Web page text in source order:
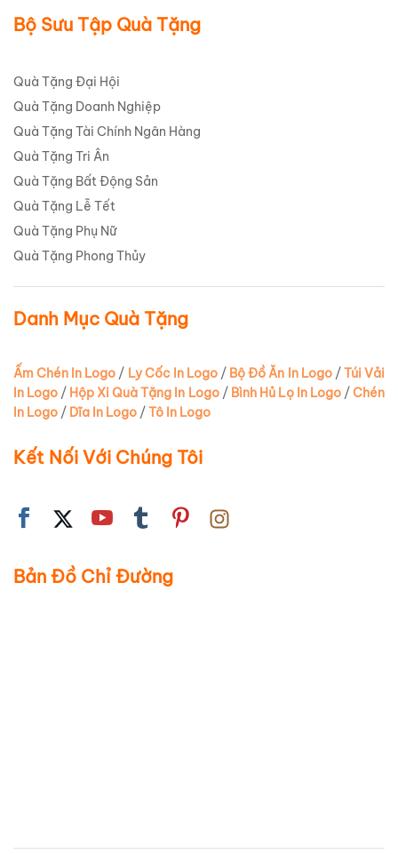
Bộ Sưu Tập Quà Tặng
Quà Tặng Đại Hội
Quà Tặng Doanh Nghiệp
Quà Tặng Tài Chính Ngân Hàng
Quà Tặng Tri Ân
Quà Tặng Bất Động Sản
Quà Tặng Lễ Tết
Quà Tặng Phụ Nữ
Quà Tặng Phong Thủy
Danh Mục Quà Tặng
Ấm Chén In Logo / Ly Cốc In Logo/ Bộ Đồ Ăn In Logo/Túi Vải
In Logo / Hộp Xi Quà Tặng In Logo/ Bình Hủ Lọ In Logo/Chén
In Logo / Dĩa In Logo /Tô In Logo
Kết Nối Với Chúng Tôi
Bản Đồ Chỉ Đường